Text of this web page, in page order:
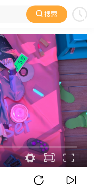
搜索
欧美动漫 动漫电影